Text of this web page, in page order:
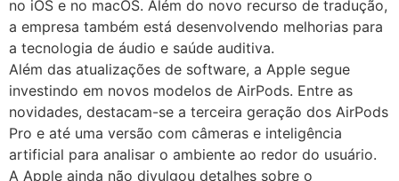
no iOS e no macOS. Além do novo recurso de tradução,
a empresa também está desenvolvendo melhorias para
a tecnologia de áudio e saúde auditiva.
Além das atualizações de software, a Apple segue
investindo em novos modelos de AirPods. Entre as
novidades, destacam-se a terceira geração dos AirPods
Pro e até uma versão com câmeras e inteligência
artificial para analisar o ambiente ao redor do usuário.
A Apple ainda não divulgou detalhes sobre o